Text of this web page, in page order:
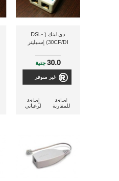
دى لينك ( DSL-
30CF/DI) إسبيليتر
30.0جنية
غير متوفر
إضافة
لرغباتي
اضافة
للمقارنة